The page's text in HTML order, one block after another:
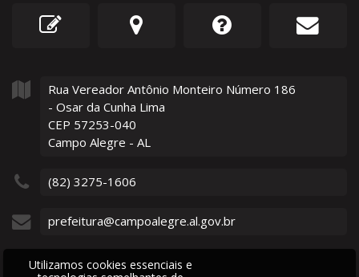
Rua Vereador Antônio Monteiro Número 186
- Osar da Cunha Lima
CEP 57253-040
Campo Alegre - AL
(82) 3275-1606
prefeitura@campoalegre.al.gov.br
Utilizamos cookies essenciais e